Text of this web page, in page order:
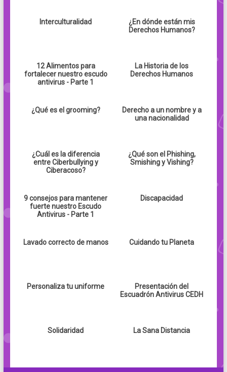
Interculturalidad
¿En dónde están mis
Derechos Humanos?
12 Alimentos para
fortalecer nuestro escudo
antivirus - Parte 1
La Historia de los
Derechos Humanos
¿Qué es el grooming?
Derecho a un nombre y a
una nacionalidad
¿Cuál es la diferencia
entre Ciberbullying y
Ciberacoso?
¿Qué son el Phishing,
Smishing y Vishing?
9 consejos para mantener
fuerte nuestro Escudo
Antivirus - Parte 1
Discapacidad
Lavado correcto de manos Cuidando tu Planeta
Personaliza tu uniforme
Presentación del
Escuadrón Antivirus CEDH
Solidaridad La Sana Distancia